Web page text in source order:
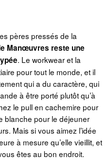
pères pressés de la
Manœuvres reste une
. Le workwear et la
pour tout le monde, et il
qui a du caractère, qui
à être porté plutôt qu’à
le pull en cachemire pour
blanche pour le déjeuner
Mais si vous aimez l’idée
à mesure qu’elle vieillit, et
êtes au bon endroit.